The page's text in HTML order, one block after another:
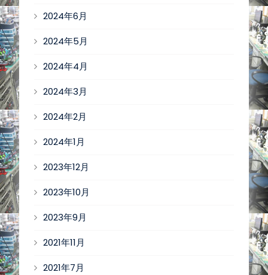
2024年6月
2024年5月
2024年4月
2024年3月
2024年2月
2024年1月
2023年12月
2023年10月
2023年9月
2021年11月
2021年7月